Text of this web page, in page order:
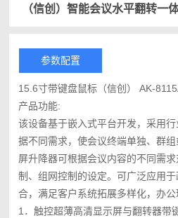
（信创）智能会议水平翻转一
参数配置
15.6寸带键盘鼠标（信创） AK-
产品功能:
该设备基于嵌入式平台开发，采用
据不同需求，使会议终端单独、群
屏升降器可根据会议内容的不同需
制、组网控制的设定。可广泛应用
合，满足客户系统拓展多样化，办公
1．触控超薄高清显示屏与翻转器带